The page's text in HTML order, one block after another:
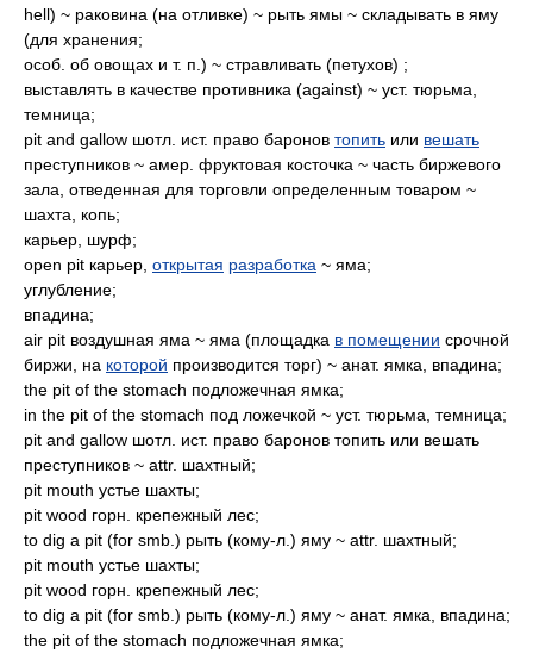
hell) ~ раковина (на отливке) ~ рыть ямы ~ складывать в яму
(для хранения;
особ. об овощах и т. п.) ~ стравливать (петухов) ;
выставлять в качестве противника (against) ~ уст. тюрьма,
темница;
pit and gallow шотл. ист. право баронов топить или вешать
преступников ~ амер. фруктовая косточка ~ часть биржевого
зала, отведенная для торговли определенным товаром ~
шахта, копь;
карьер, шурф;
open pit карьер, открытая разработка ~ яма;
углубление;
впадина;
air pit воздушная яма ~ яма (площадка в помещении срочной
биржи, на которой производится торг) ~ анат. ямка, впадина;
the pit of the stomach подложечная ямка;
in the pit of the stomach под ложечкой ~ уст. тюрьма, темница;
pit and gallow шотл. ист. право баронов топить или вешать
преступников ~ attr. шахтный;
pit mouth устье шахты;
pit wood горн. крепежный лес;
to dig a pit (for smb.) рыть (кому-л.) яму ~ attr. шахтный;
pit mouth устье шахты;
pit wood горн. крепежный лес;
to dig a pit (for smb.) рыть (кому-л.) яму ~ анат. ямка, впадина;
the pit of the stomach подложечная ямка;